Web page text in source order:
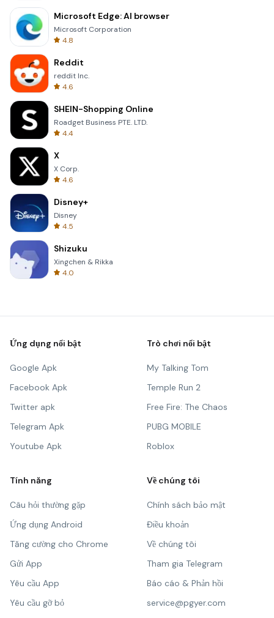
Microsoft Edge: AI browser
Microsoft Corporation
4.8
Reddit
reddit Inc.
4.6
SHEIN-Shopping Online
Roadget Business PTE. LTD.
4.4
X
X Corp.
4.6
Disney+
Disney
4.5
Shizuku
Xingchen & Rikka
4.0
Ứng dụng nổi bật
Google Apk
Facebook Apk
Twitter apk
Telegram Apk
Youtube Apk
Trò chơi nổi bật
My Talking Tom
Temple Run 2
Free Fire: The Chaos
PUBG MOBILE
Roblox
Tính năng
Câu hỏi thường gặp
Ứng dụng Android
Tăng cường cho Chrome
Gửi App
Yêu cầu App
Yêu cầu gỡ bỏ
Về chúng tôi
Chính sách bảo mật
Điều khoản
Về chúng tôi
Tham gia Telegram
Báo cáo & Phản hồi
service@pgyer.com